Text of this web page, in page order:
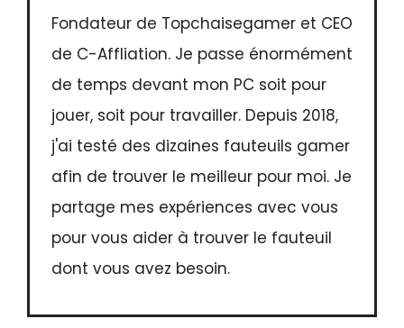
Fondateur de Topchaisegamer et CEO
de C-Affliation. Je passe énormément
de temps devant mon PC soit pour
jouer, soit pour travailler. Depuis 2018,
j'ai testé des dizaines fauteuils gamer
afin de trouver le meilleur pour moi. Je
partage mes expériences avec vous
pour vous aider à trouver le fauteuil
dont vous avez besoin.